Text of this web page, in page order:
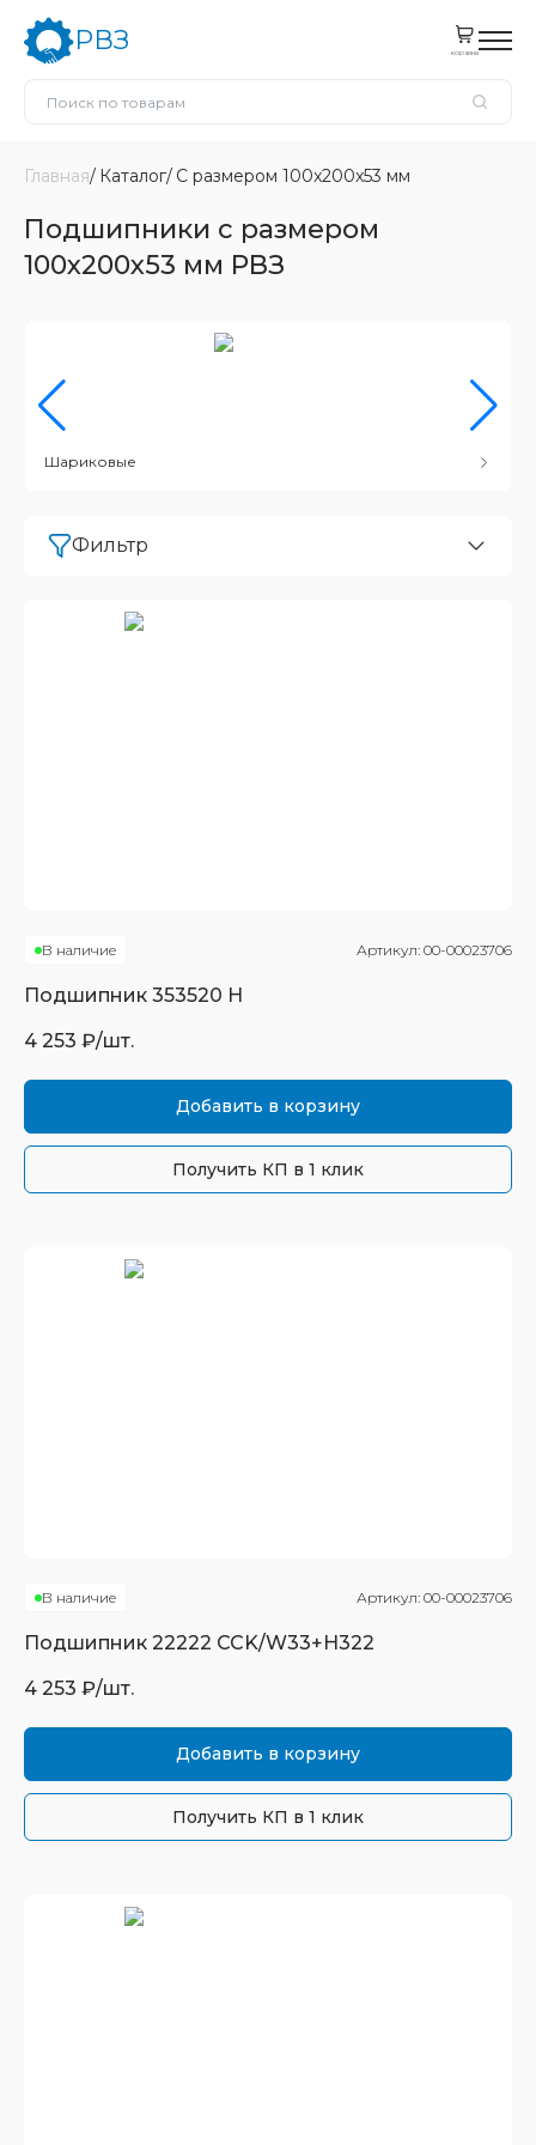
РВЗ корзина
Главная Каталог С размером 100x200x53 мм
Подшипники с размером
100x200x53 мм РВЗ
Шариковые
Фильтр
В наличие Артикул: 00-00023706
Подшипник 353520 Н
4 253 ₽/шт.
Добавить в корзину
Получить КП в 1 клик
В наличие Артикул: 00-00023706
Подшипник 22222 CCK/W33+H322
4 253 ₽/шт.
Добавить в корзину
Получить КП в 1 клик